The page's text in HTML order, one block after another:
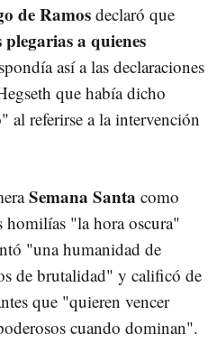
de Ramosdeclaró que
plegarias a quienes
así a las declaraciones
que había dicho
al referirse a la intervención
Semana Santa como
"la hora oscura"
"una humanidad de
de brutalidad" y calificó de
que "quieren vencer
cuando dominan".